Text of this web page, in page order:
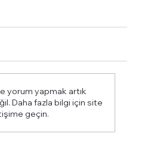
Yakınında Kahvaltı
yorum yapmak artık
Daha fazla bilgi için site
geçin.